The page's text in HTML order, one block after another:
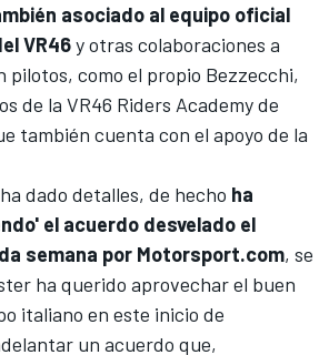
asociado al equipo oficial
VR46y otras colaboraciones a
pilotos, como el propio Bezzecchi,
de la VR46 Riders Academy de
también cuenta con el apoyo de la
dado detalles, de hecho ha
el acuerdo desvelado el
semana por Motorsport.com, se
ha querido aprovechar el buen
italiano en este inicio de
un acuerdo que,